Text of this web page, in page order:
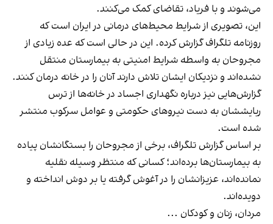
می‌شوند و با فریاد، تقاضای کمک می‌کنند.
این، تصویری از شرایط محیط‌های درمانی در ایران است که
روزنامه تلگراف گزارش کرده. این در حالی است که عده زیادی از
مجروحان به واسطه شرایط امنیتی به بیمارستان‌ منتقل
نشده‌اند و نزدیکان ایشان تلاش دارند آنان را در خانه درمان کنند.
گزارش‌هایی نیز درباره نگهداری اجساد در خانه‌ها از ترس
ربایششان به دست نیروهای حکومتی و عوامل سرکوب منتشر
شده است.
بر اساس گزارش تلگراف، برخی از مجروحان را بستگانشان پیاده
به بیمارستان‌ها برده‌اند؛ کسانی که منتظر وسیله نقلیه
نمانده‌اند، عزیزانشان را در آغوش گرفته یا بر دوش انداخته و
دویده‌اند.
مردان، زنان و کودکان ...